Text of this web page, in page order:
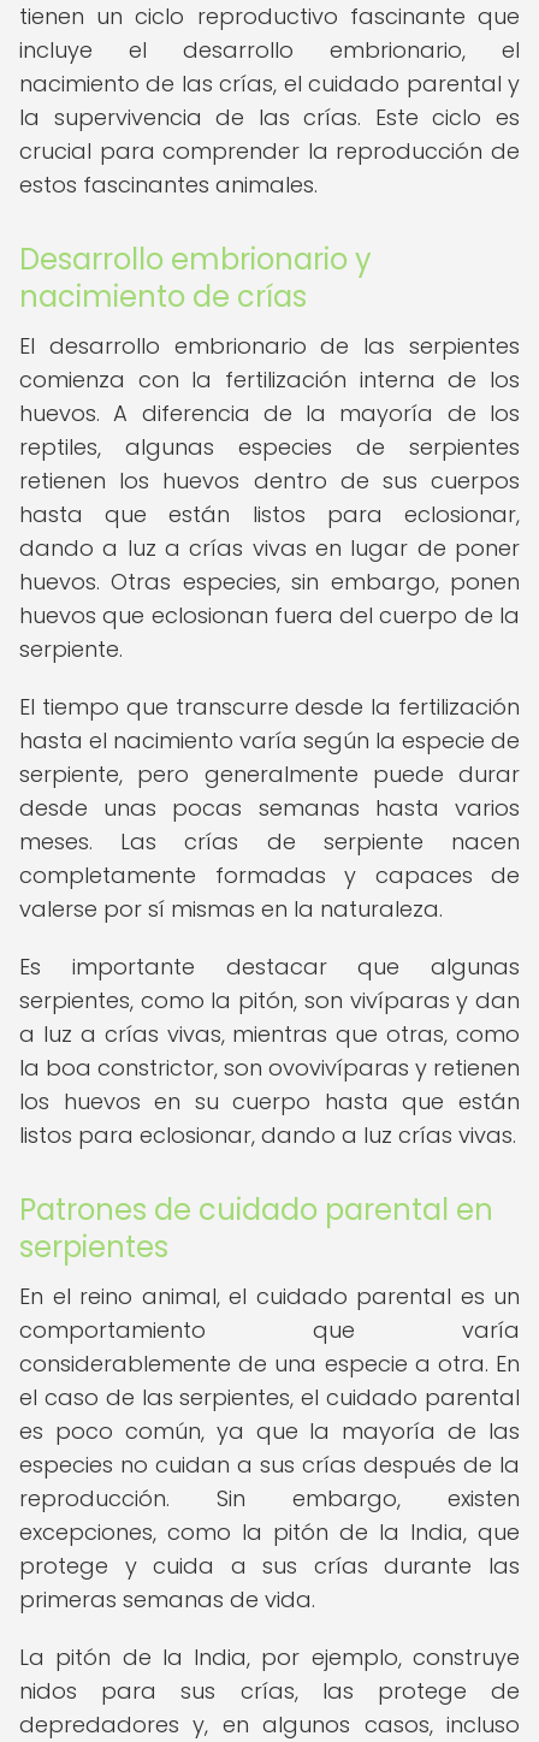
tienen un ciclo reproductivo fascinante que
incluye el desarrollo embrionario, el
nacimiento de las crías, el cuidado parental y
la supervivencia de las crías. Este ciclo es
crucial para comprender la reproducción de
estos fascinantes animales.
Desarrollo embrionario y
nacimiento de crías
El desarrollo embrionario de las serpientes
comienza con la fertilización interna de los
huevos. A diferencia de la mayoría de los
reptiles, algunas especies de serpientes
retienen los huevos dentro de sus cuerpos
hasta que están listos para eclosionar,
dando a luz a crías vivas en lugar de poner
huevos. Otras especies, sin embargo, ponen
huevos que eclosionan fuera del cuerpo de la
serpiente.
El tiempo que transcurre desde la fertilización
hasta el nacimiento varía según la especie de
serpiente, pero generalmente puede durar
desde unas pocas semanas hasta varios
meses. Las crías de serpiente nacen
completamente formadas y capaces de
valerse por sí mismas en la naturaleza.
Es importante destacar que algunas
serpientes, como la pitón, son vivíparas y dan
a luz a crías vivas, mientras que otras, como
la boa constrictor, son ovovivíparas y retienen
los huevos en su cuerpo hasta que están
listos para eclosionar, dando a luz crías vivas.
Patrones de cuidado parental en
serpientes
En el reino animal, el cuidado parental es un
comportamiento que varía
considerablemente de una especie a otra. En
el caso de las serpientes, el cuidado parental
es poco común, ya que la mayoría de las
especies no cuidan a sus crías después de la
reproducción. Sin embargo, existen
excepciones, como la pitón de la India, que
protege y cuida a sus crías durante las
primeras semanas de vida.
La pitón de la India, por ejemplo, construye
nidos para sus crías, las protege de
depredadores y, en algunos casos, incluso